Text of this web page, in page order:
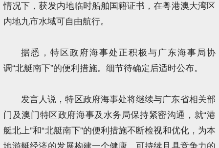
情况下，获发内地临时船舶国籍证书，在粤港澳大湾区
内地九市水域可自由航行。
据悉，特区政府海事处正积极与广东海事局协
调“北艇南下”的便利措施。细节待确定后适时公布。
发言人说，特区政府海事处将继续与广东省相关部
门及澳门特区政府海事及水务局保持紧密沟通，就“港
艇北上”和“北艇南下”的便利措施不断检视和优化，为本
地游艇经济的发展构建一个健康、可持续且具竞争力的